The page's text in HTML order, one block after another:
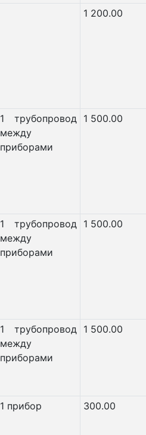
1 200.00
1 трубопровод
между
приборами
1 500.00
1 трубопровод
между
приборами
1 500.00
1 трубопровод
между
приборами
1 500.00
1 прибор 300.00